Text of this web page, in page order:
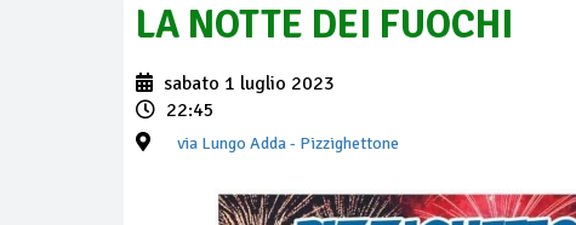
LA NOTTE DEI FUOCHI
sabato 1 luglio 2023
22:45
via Lungo Adda- Pizzighettone